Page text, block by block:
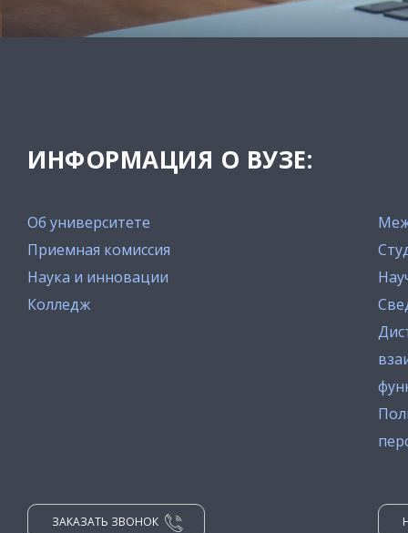
ИНФОРМАЦИЯ О ВУЗЕ:
Об университете
Приемная комиссия
Наука и инновации
Колледж
ЗАКАЗАТЬ ЗВОНОК